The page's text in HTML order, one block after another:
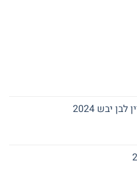
יבש 2024